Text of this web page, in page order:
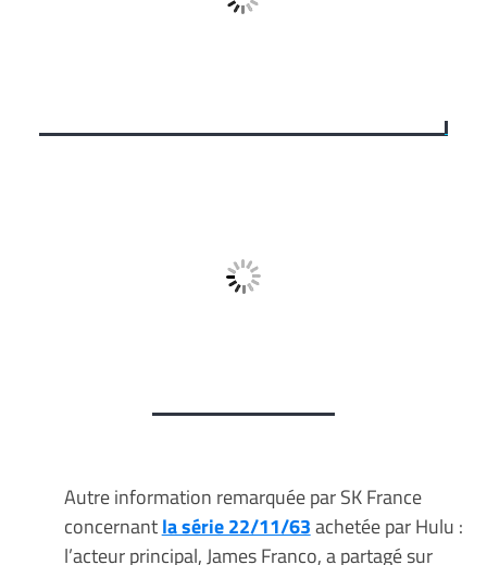
Autre information remarquée par SK France
concernantla série 22/11/63achetée par Hulu :
l’acteur principal, James Franco, a partagé sur